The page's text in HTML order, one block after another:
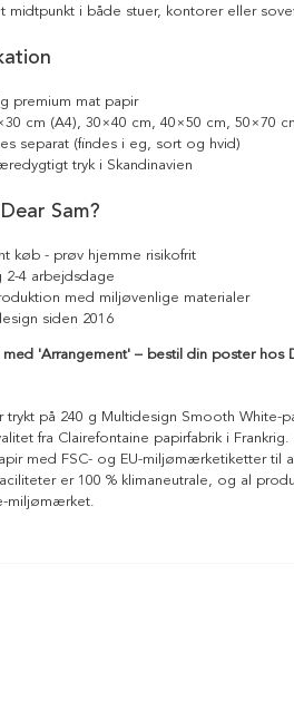
midtpunkt i både stuer, kontorer eller
premium mat papir
cm (A4), 30×40 cm, 40×50 cm, 50×70
separat (findes i eg, sort og hvid)
tryk i Skandinavien
Sam?
køb - prøv hjemme risikofrit
2-4 arbejdsdage
med miljøvenlige materialer
siden 2016
'Arrangement' – bestil din poster hos
trykt på 240 g Multidesign Smooth White-
fra Clairefontaine papirfabrik i
med FSC- og EU-miljømærketiketter til
er 100 % klimaneutrale, og al
miljømærket.